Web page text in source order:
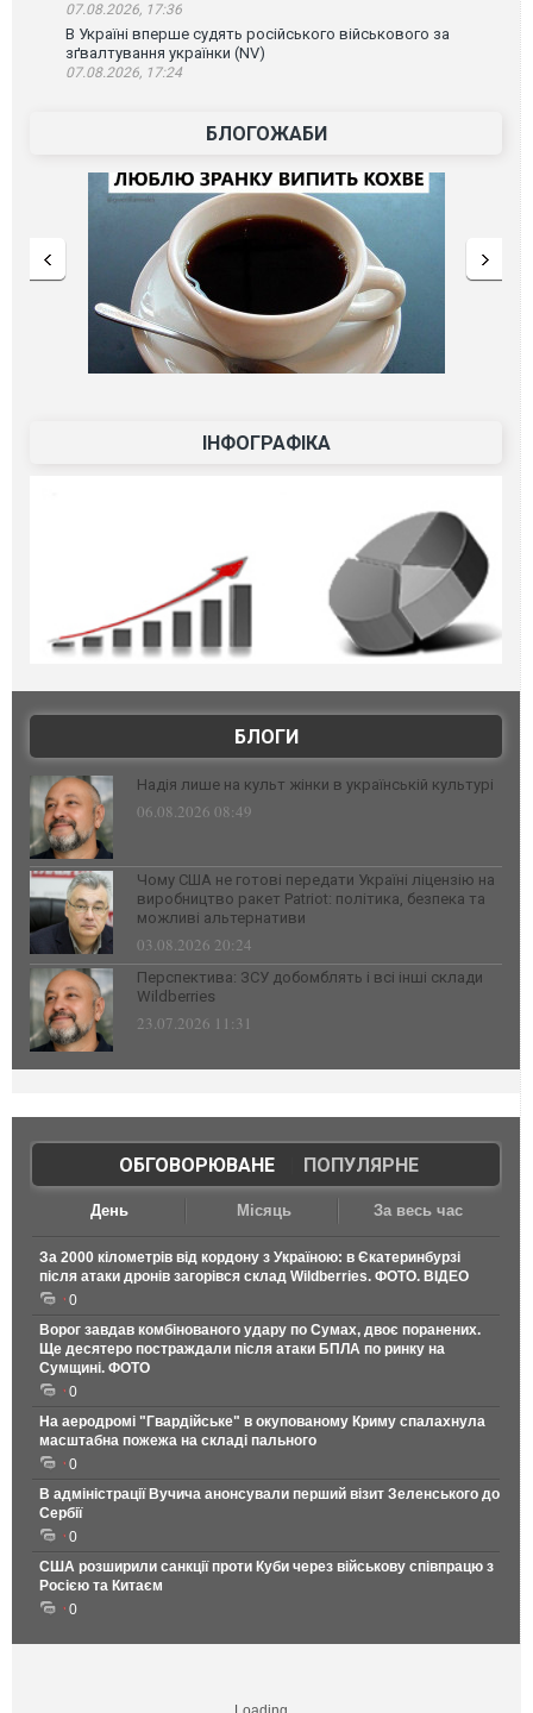
07.08.2026, 17:36
В Україні вперше судять російського військового за
зґвалтування українки (NV)
07.08.2026, 17:24
БЛОГОЖАБИ
ІНФОГРАФІКА
БЛОГИ
Надія лише на культ жінки в українській культурі
06.08.2026 08:49
Чому США не готові передати Україні ліцензію на
виробництво ракет Patriot: політика, безпека та
можливі альтернативи
03.08.2026 20:24
Перспектива: ЗСУ добомблять і всі інші склади
Wildberries
23.07.2026 11:31
ОБГОВОРЮВАНЕ| ПОПУЛЯРНЕ
День Місяць За весь час
За 2000 кілометрів від кордону з Україною: в Єкатеринбурзі
після атаки дронів загорівся склад Wildberries. ФОТО. ВІДЕО
0
Ворог завдав комбінованого удару по Сумах, двоє поранених.
Ще десятеро постраждали після атаки БПЛА по ринку на
Сумщині. ФОТО
0
На аеродромі "Гвардійське" в окупованому Криму спалахнула
масштабна пожежа на складі пального
0
В адміністрації Вучича анонсували перший візит Зеленського до
Сербії
0
США розширили санкції проти Куби через військову співпрацю з
Росією та Китаєм
0